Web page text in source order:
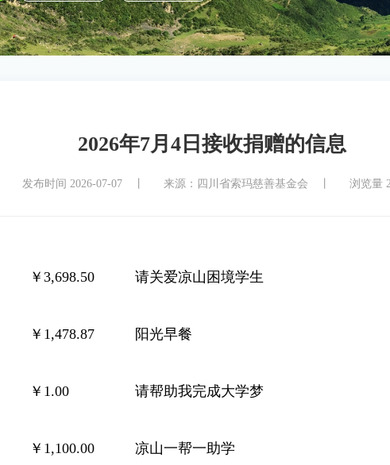
2026年7月4日接收捐赠的信息
发布时间 2026-07-07 丨 来源：四川省索玛慈善基金会 丨 浏览量
￥3,698.50 请关爱凉山困境学生
￥1,478.87 阳光早餐
￥1.00 请帮助我完成大学梦
￥1,100.00 凉山一帮一助学